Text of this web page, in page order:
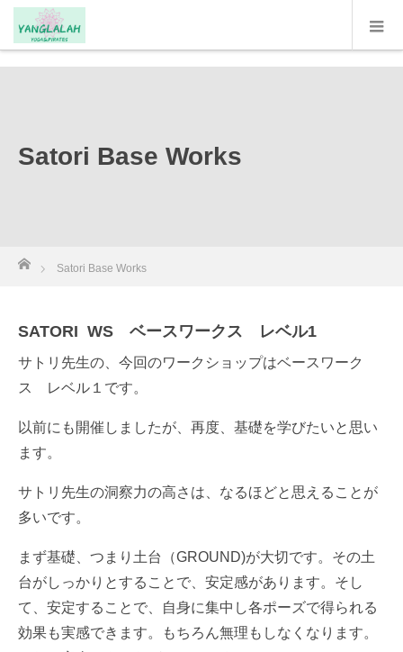
google-site-verification: google331612a372dd2dfc.html
Satori Base Works
Satori Base Works
SATORI WS ベースワークス レベル1
サトリ先生の、今回のワークショップはベースワーク
ス レベル１です。
以前にも開催しましたが、再度、基礎を学びたいと思い
ます。
サトリ先生の洞察力の高さは、なるほどと思えることが
多いです。
まず基礎、つまり土台（GROUND)が大切です。その土
台がしっかりとすることで、安定感があります。そし
て、安定することで、自身に集中し各ポーズで得られる
効果も実感できます。もちろん無理もしなくなります。